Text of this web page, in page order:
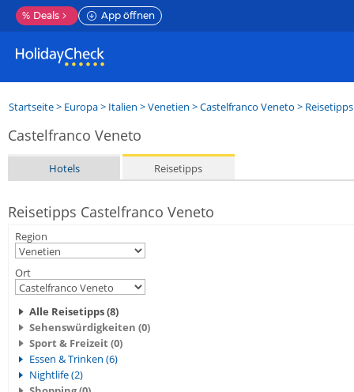
% Deals App öffnen
Startseite> Europa> Italien >Venetien >Castelfranco Veneto > Reisetipps
Castelfranco Veneto
Hotels Reisetipps
Reisetipps Castelfranco Veneto
Region
Ort
Alle Reisetipps (8)
Sehenswürdigkeiten (0)
Sport & Freizeit (0)
Essen & Trinken (6)
Nightlife (2)